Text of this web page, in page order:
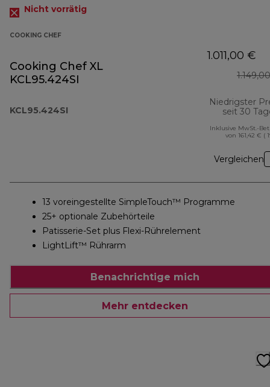
Nicht vorrätig
COOKING CHEF
Cooking Chef XL
KCL95.424SI
KCL95.424SI
1.011,00 €
Niedrigster
seit 30
Inklusive MwSt.-
von 161,42 € (
Vergleichen
13 voreingestellte SimpleTouch™ Programme
25+ optionale Zubehörteile
Patisserie-Set plus Flexi-Rührelement
LightLift™ Rührarm
Benachrichtige mich
Mehr entdecken